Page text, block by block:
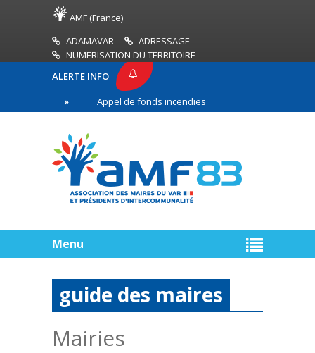
AMF (France)
ADAMAVAR
ADRESSAGE
NUMERISATION DU TERRITOIRE
ALERTE INFO
Appel de fonds incendies de forêt
Menu
guide des maires
Mairies